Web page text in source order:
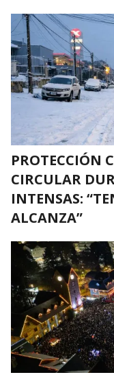
PROTECCIÓN
CIRCULAR
INTENSAS:
ALCANZA”